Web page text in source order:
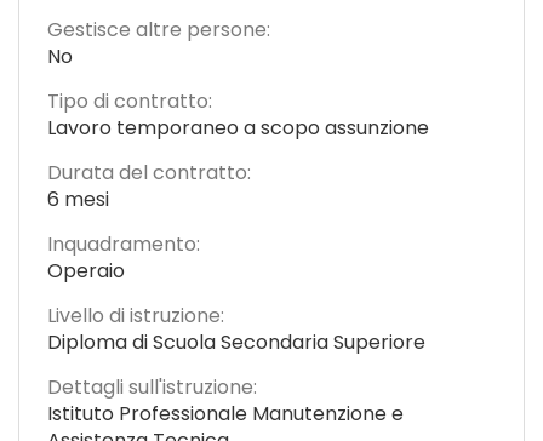
Gestisce altre persone:
No
Tipo di contratto:
Lavoro temporaneo a scopo assunzione
Durata del contratto:
6 mesi
Inquadramento:
Operaio
Livello di istruzione:
Diploma di Scuola Secondaria Superiore
Dettagli sull'istruzione:
Istituto Professionale Manutenzione e